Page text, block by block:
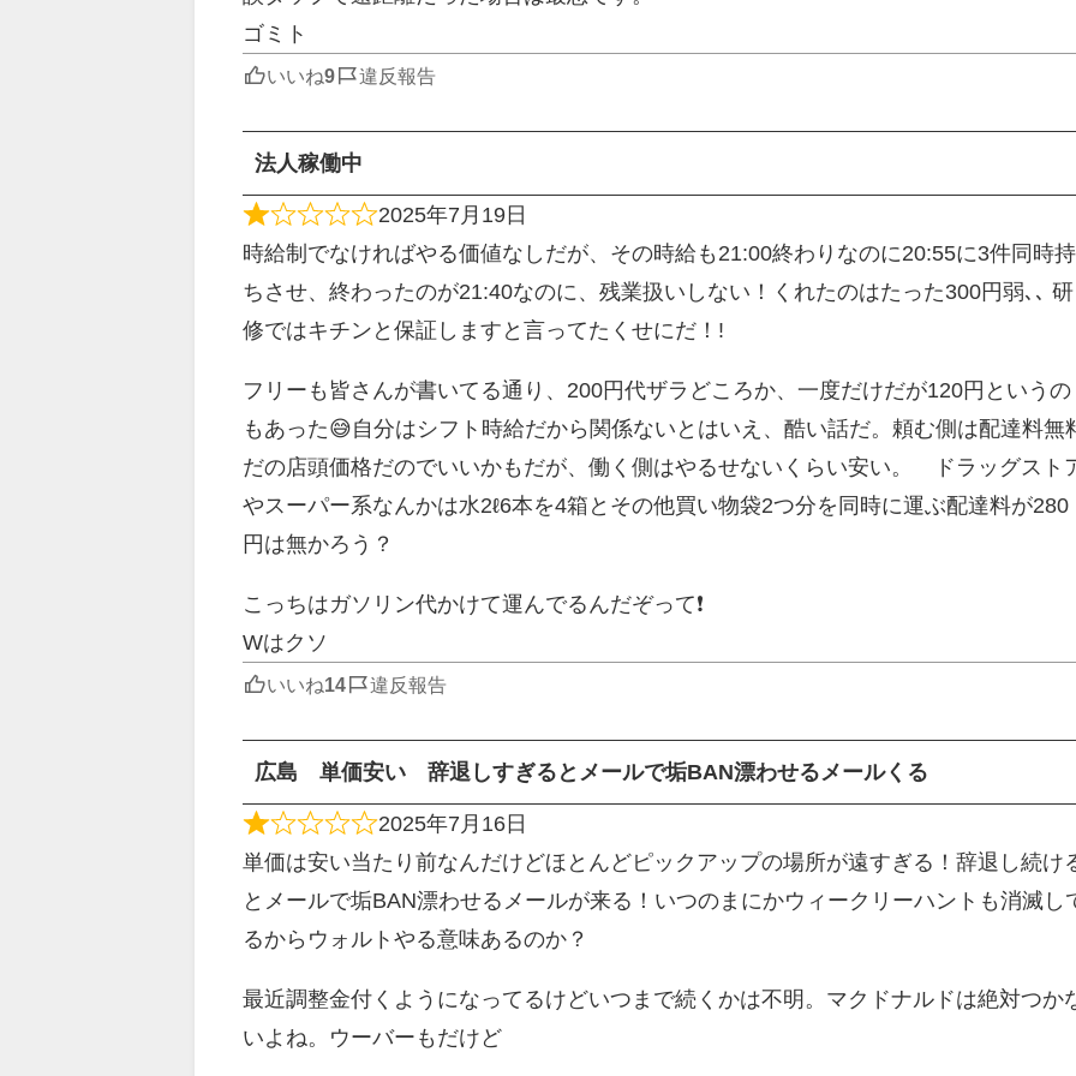
ゴミト
いいね 違反報告
法人稼働中
2025年7月19日
時給制でなければやる価値なしだが、その時給も21:00終わりなのに20:55に3件同時持
ちさせ、終わったのが21:40なのに、残業扱いしない！くれたのはたった300円弱､､ 研
修ではキチンと保証しますと言ってたくせにだ！!
フリーも皆さんが書いてる通り、200円代ザラどころか、一度だけだが120円というの
もあった😅自分はシフト時給だから関係ないとはいえ、酷い話だ。頼む側は配達料無
だの店頭価格だのでいいかもだが、働く側はやるせないくらい安い。 ドラッグスト
やスーパー系なんかは水2ℓ6本を4箱とその他買い物袋2つ分を同時に運ぶ配達料が280
円は無かろう？
こっちはガソリン代かけて運んでるんだぞって❗️
Wはクソ
いいね 違反報告
広島 単価安い 辞退しすぎるとメールで垢BAN漂わせるメールくる
2025年7月16日
単価は安い当たり前なんだけどほとんどピックアップの場所が遠すぎる！辞退し続け
とメールで垢BAN漂わせるメールが来る！いつのまにかウィークリーハントも消滅し
るからウォルトやる意味あるのか？
最近調整金付くようになってるけどいつまで続くかは不明。マクドナルドは絶対つか
いよね。ウーバーもだけど